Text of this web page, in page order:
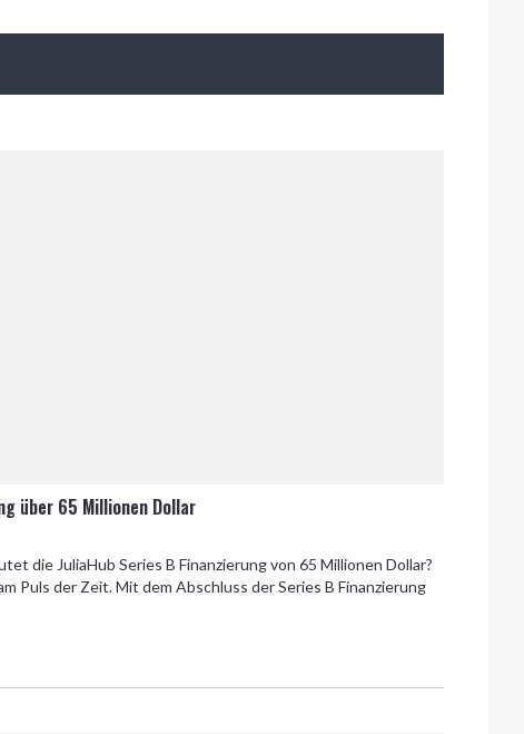
über 65 Millionen Dollar
die JuliaHub Series B Finanzierung von 65 Millionen Dollar?
Puls der Zeit. Mit dem Abschluss der Series B Finanzierung